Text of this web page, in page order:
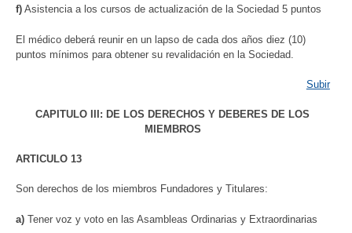
f) Asistencia a los cursos de actualización de la Sociedad 5 puntos
El médico deberá reunir en un lapso de cada dos años diez (10)
puntos mínimos para obtener su revalidación en la Sociedad.
Subir
CAPITULO III: DE LOS DERECHOS Y DEBERES DE LOS
MIEMBROS
ARTICULO 13
Son derechos de los miembros Fundadores y Titulares:
a) Tener voz y voto en las Asambleas Ordinarias y Extraordinarias